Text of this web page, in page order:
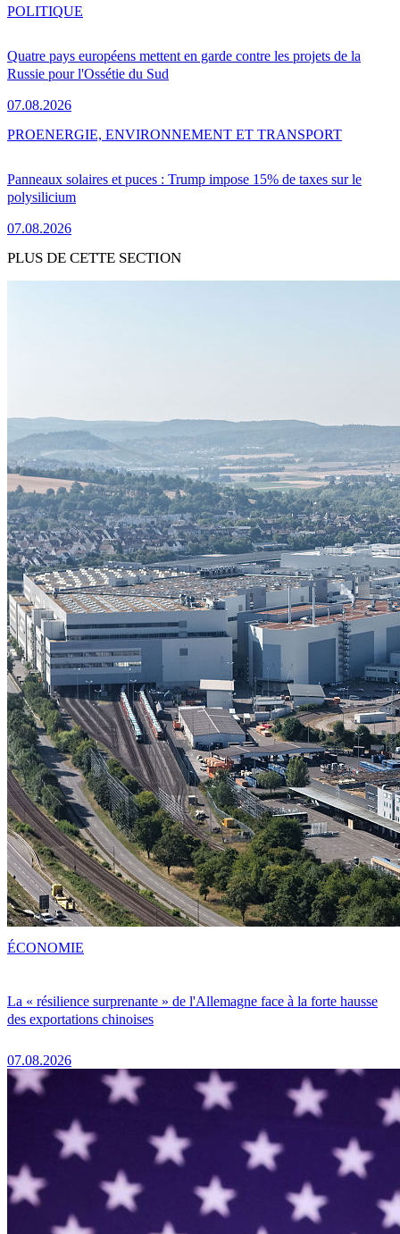
Quatre pays européens mettent en garde contre les projets de la
Russie pour l'Ossétie du Sud
07.08.2026
POLITIQUE
Panneaux solaires et puces : Trump impose 15% de taxes sur le
polysilicium
07.08.2026
PROENERGIE, ENVIRONNEMENT ET TRANSPORT
PLUS DE CETTE SECTION
La « résilience surprenante » de l'Allemagne face à la forte hausse
des exportations chinoises
07.08.2026
ÉCONOMIE